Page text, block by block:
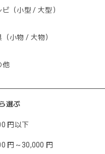
ビ（小型 / 大型）
（小物 / 大物）
他
選ぶ
円以下
円～30,000 円